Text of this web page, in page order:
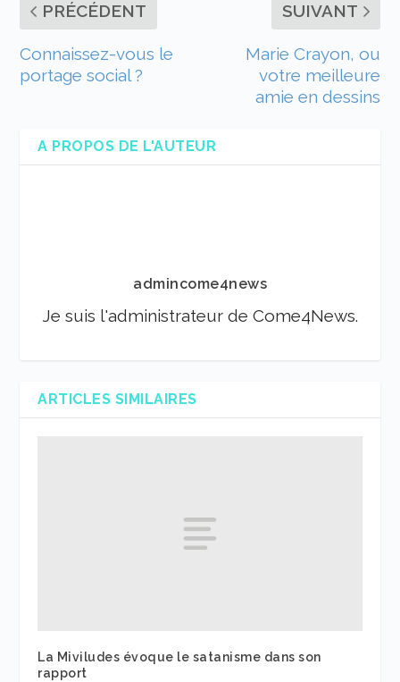
PRÉCÉDENT
Connaissez-vous le
portage social ?
SUIVANT
Marie Crayon, ou
votre meilleure
amie en dessins
A PROPOS DE L'AUTEUR
admincome4news
Je suis l'administrateur de Come4News.
ARTICLES SIMILAIRES
La Miviludes évoque le satanisme dans son
rapport